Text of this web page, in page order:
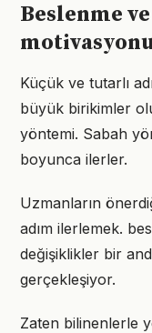
Beslenme
Küçük ve tutarlı
büyük birikimler
yöntemi. Sabah
boyunca ilerler.
Uzmanların
adım ilerlemek.
değişiklikler bir
gerçekleşiyor.
Zaten bilinenlerle